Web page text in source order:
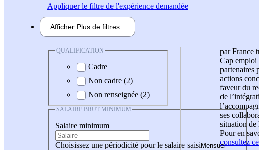
Appliquerle filtre de l'expérience demandée
Afficher Plus de filtres
QUALIFICATION
Cadre
Non cadre (2)
Non renseignée (2)
SALAIRE BRUT MINIMUM
Salaire minimum
Choisissez une périodicité pour le salaire saisi
par France
Cap emploi
partenaires
actions
faveur du
de
ses
situation de
Pour en
consultez